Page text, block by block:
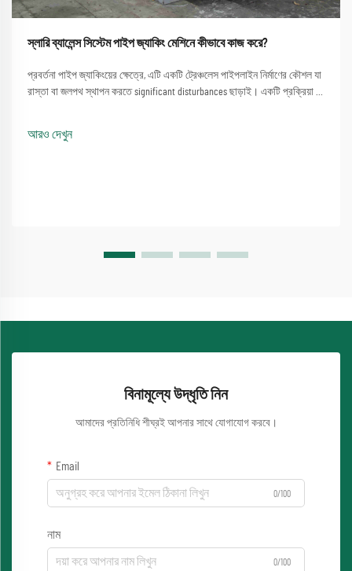
স্লারি ব্যালেন্স সিস্টেম পাইপ জ্যাকিং মেশিনে কীভাবে কাজ করে?
প্রবর্তনা পাইপ জ্যাকিংয়ের ক্ষেত্রে, এটি একটি ট্রেঞ্চলেস পাইপলাইন নির্মাণের কৌশল যা
রাস্তা বা জলপথ স্থাপন করতে significant disturbances ছাড়াই। একটি প্রক্রিয়া যা
আরও দেখুন
বিনামূল্যে উদ্ধৃতি নিন
আমাদের প্রতিনিধি শীঘ্রই আপনার সাথে যোগাযোগ করবে।
Email
0/100
নাম
0/100